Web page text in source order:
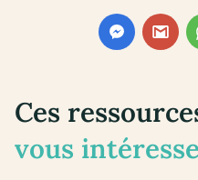
Ces
vous